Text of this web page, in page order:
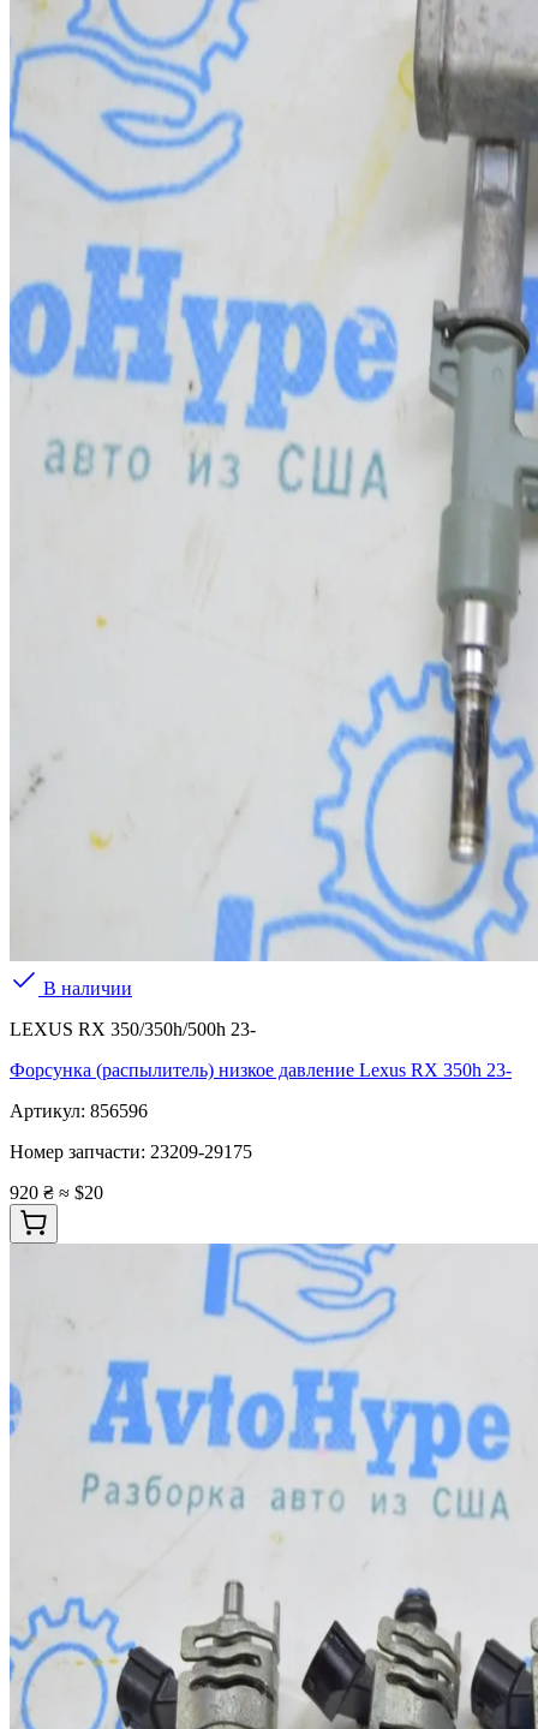
В наличии
LEXUS RX 350/350h/500h 23-
Форсунка (распылитель) низкое давление Lexus RX 350h 23-
Артикул: 856596
Номер запчасти: 23209-29175
920 ₴ ≈ $20